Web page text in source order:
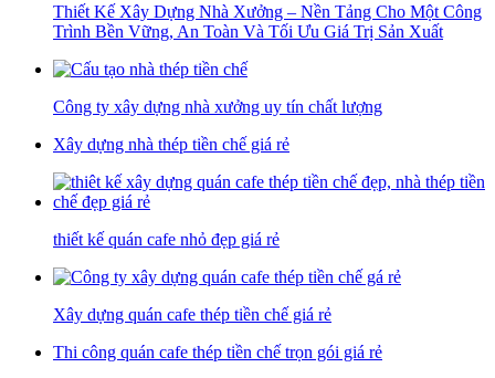
Thiết Kế Xây Dựng Nhà Xưởng – Nền Tảng Cho Một Công
Trình Bền Vững, An Toàn Và Tối Ưu Giá Trị Sản Xuất
Công ty xây dựng nhà xưởng uy tín chất lượng
Xây dựng nhà thép tiền chế giá rẻ
thiết kế quán cafe nhỏ đẹp giá rẻ
Xây dựng quán cafe thép tiền chế giá rẻ
Thi công quán cafe thép tiền chế trọn gói giá rẻ